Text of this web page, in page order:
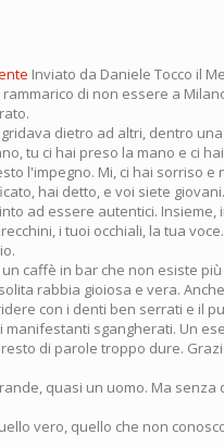
Inviato da Daniele Tocco il
di non essere a
dietro ad altri, dentro
tu ci hai preso la mano e ci
l'impegno. Mi, ci hai sorriso
hai detto, e voi siete
ad essere autentici. Insieme,
i tuoi occhiali, la tua
caffè in bar che non esiste
rabbia gioiosa e vera.
con i denti ben serrati e il
manifestanti sgangherati. Un
di parole troppo dure.
quasi un uomo. Ma
vero, quello che non